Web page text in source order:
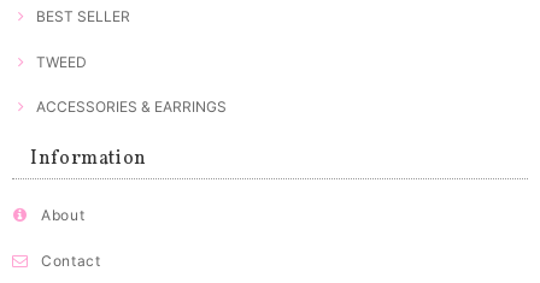
BEST SELLER
TWEED
ACCESSORIES & EARRINGS
Information
About
Contact